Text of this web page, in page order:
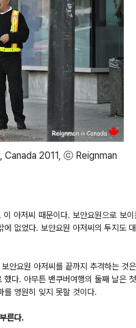
Canada 2011, ⓒ Reignman
아저씨 때문이다. 보안요원으로 보
없었다. 보안요원 아저씨의 투지도
안요원 아저씨를 끝까지 추격하는 것
했다. 아무튼 밴쿠버여행의 둘째 날은
를 영원히 잊지 못할 것이다.
른다.